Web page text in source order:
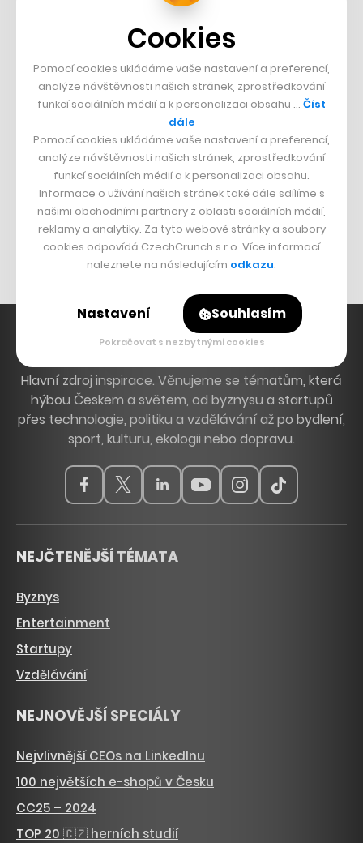
PŘÍBĚHY Z GASTRA
Boční projekt, co se zvrtnul
Francouzský šéfkuchař na Šumavě
DESIGN
Bomma není tichá
Originální hodinky
Nábytek z betonu
Hlavní zdroj inspirace. Věnujeme se tématům, která
hýbou Českem a světem, od byznysu a startupů
přes technologie, politiku a vzdělávání až po bydlení,
sport, kulturu, ekologii nebo dopravu.
NEJČTENĚJŠÍ TÉMATA
Byznys
Entertainment
Startupy
Vzdělávání
NEJNOVĚJŠÍ SPECIÁLY
Nejvlivnější CEOs na LinkedInu
100 největších e-shopů v Česku
CC25 – 2024
TOP 20 🇨🇿 herních studií
Cookies
Pomocí cookies ukládáme vaše nastavení a preferencí,
analýze návštěvnosti našich stránek, zprostředkování
funkcí sociálních médií a k personalizaci obsahu … Číst
dále
Pomocí cookies ukládáme vaše nastavení a preferencí,
analýze návštěvnosti našich stránek, zprostředkování
funkcí sociálních médií a k personalizaci obsahu.
Informace o užívání našich stránek také dále sdílíme s
našimi obchodními partnery z oblasti sociálních médií,
reklamy a analytiky. Za tyto webové stránky a soubory
cookies odpovídá CzechCrunch s.r.o. Více informací
naleznete na následujícím odkazu.
Nastavení Souhlasím
Pokračovat s nezbytnými cookies